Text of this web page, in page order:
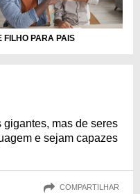
FILHO PARA PAIS
mas de seres
e sejam capazes
COMPARTILHAR